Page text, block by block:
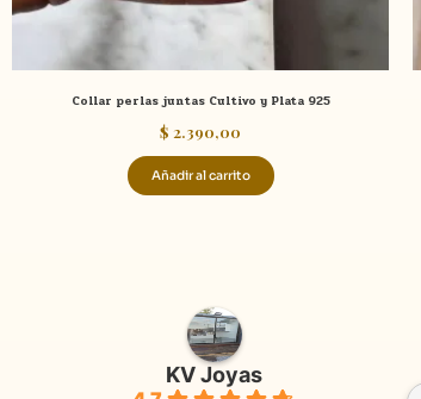
Collar perlas juntas Cultivo y Plata 925
$ 2.390,00
Añadir al carrito
KV Joyas
Adriana Ghisoli
hace 3 meses
Muy buena atención, con amabilidad y